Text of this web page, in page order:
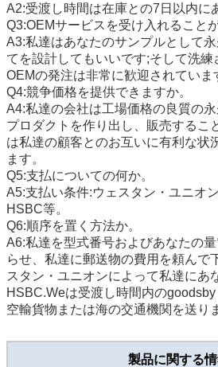
A2:受渡し時間は在庫との7日以内に
Q3:OEMサービスを受け入れること
A3:私達はあなたのサンプルとして
てを設計してもいいです;そして洗練
OEMの発注は非常に歓迎されていま
Q4:競争価格を提供できますか。
A4:私達の会社は工場価格の良質の永
プロダクトを作り出し、販売するこ
は私達の顧客とのお互いに有利な状
ます。
Q5:支払についての何か。
A5:支払い条件:ウェスタン・ユニオ
HSBC等。
Q6:順序を置く方法か。
A6:私達を型式番号およびあなたの
らせ、私達に郵送物の費用を頼んで
スタン・ユニオンによって私達にあ
HSBC.Weは受渡し時間内のgoodsby
空輸貨物または海の交通機関を送り
製品に関する